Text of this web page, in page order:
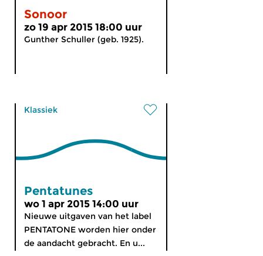
Sonoor
zo 19 apr 2015 18:00 uur
Gunther Schuller (geb. 1925).
Klassiek
Pentatunes
wo 1 apr 2015 14:00 uur
Nieuwe uitgaven van het label
PENTATONE worden hier onder
de aandacht gebracht. En u...